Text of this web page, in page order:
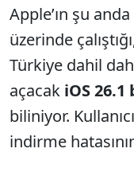
Apple’ın şu anda
üzerinde
Türkiye dahil
açacak iOS
biliniyor.
indirme